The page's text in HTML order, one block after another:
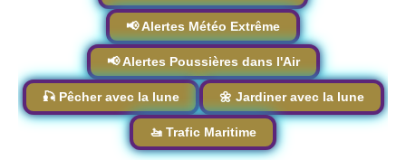
📢 Alertes Météo Extrême
📢 Alertes Poussières dans l'Air
🎣 Pêcher avec la lune 🌼 Jardiner avec la lune
🚤 Trafic Maritime